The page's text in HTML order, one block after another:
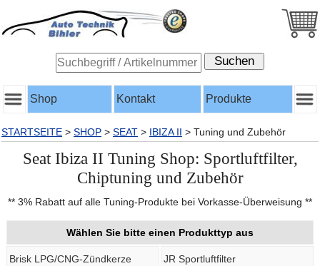
Shop Kontakt Produkte
STARTSEITE > SHOP > SEAT > IBIZA II > Tuning und Zubehör
Seat Ibiza II Tuning Shop: Sportluftfilter,
Chiptuning und Zubehör
** 3% Rabatt auf alle Tuning-Produkte bei Vorkasse-Überweisung **
Wählen Sie bitte einen Produkttyp aus
Brisk LPG/CNG-Zündkerze JR Sportluftfilter